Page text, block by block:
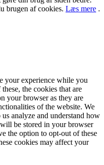
brugen af cookies. Læs mere .
your experience while you
the cookies that are
your browser as they are
of the website. We
analyze and understand how
be stored in your browser
the option to opt-out of these
cookies may affect your